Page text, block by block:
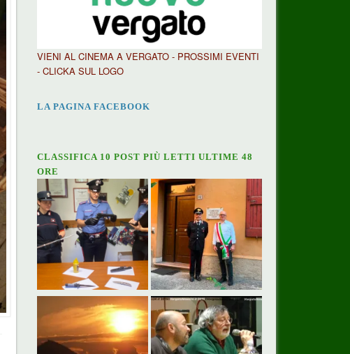
VIENI AL CINEMA A VERGATO - PROSSIMI EVENTI
- CLICKA SUL LOGO
LA PAGINA FACEBOOK
CLASSIFICA 10 POST PIÙ LETTI ULTIME 48
ORE